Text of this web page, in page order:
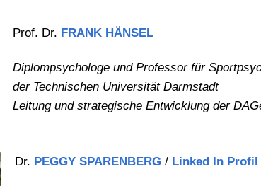
Prof. Dr. FRANK HÄNSEL
Diplompsychologe und Professor für
der Technischen Universität Darmstadt
Leitung und strategische Entwicklung der
Dr. PEGGY SPARENBERG/ Linked In Profil